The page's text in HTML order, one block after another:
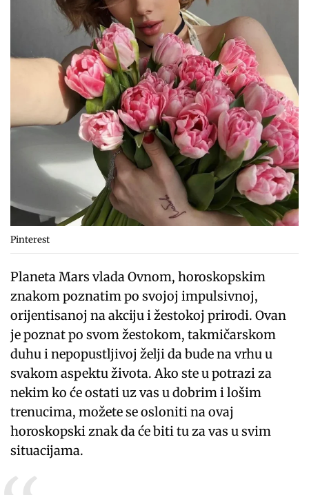
Pinterest
Planeta Mars vlada Ovnom, horoskopskim
znakom poznatim po svojoj impulsivnoj,
orijentisanoj na akciju i žestokoj prirodi. Ovan
je poznat po svom žestokom, takmičarskom
duhu i nepopustljivoj želji da bude na vrhu u
svakom aspektu života. Ako ste u potrazi za
nekim ko će ostati uz vas u dobrim i lošim
trenucima, možete se osloniti na ovaj
horoskopski znak da će biti tu za vas u svim
situacijama.